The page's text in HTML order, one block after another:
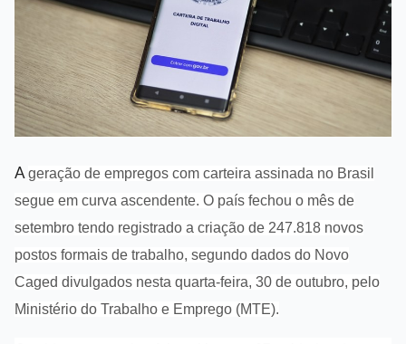
Ageração de empregos com carteira assinada no Brasil
segue em curva ascendente. O país fechou o mês de
setembro tendo registrado a criação de 247.818 novos
postos formais de trabalho, segundo dados do Novo
Caged divulgados nesta quarta-feira, 30 de outubro, pelo
Ministério do Trabalho e Emprego (MTE).